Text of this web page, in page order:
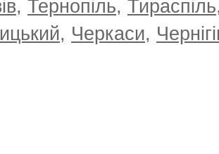
, Тернопіль, Тираспіль
, Черкаси,